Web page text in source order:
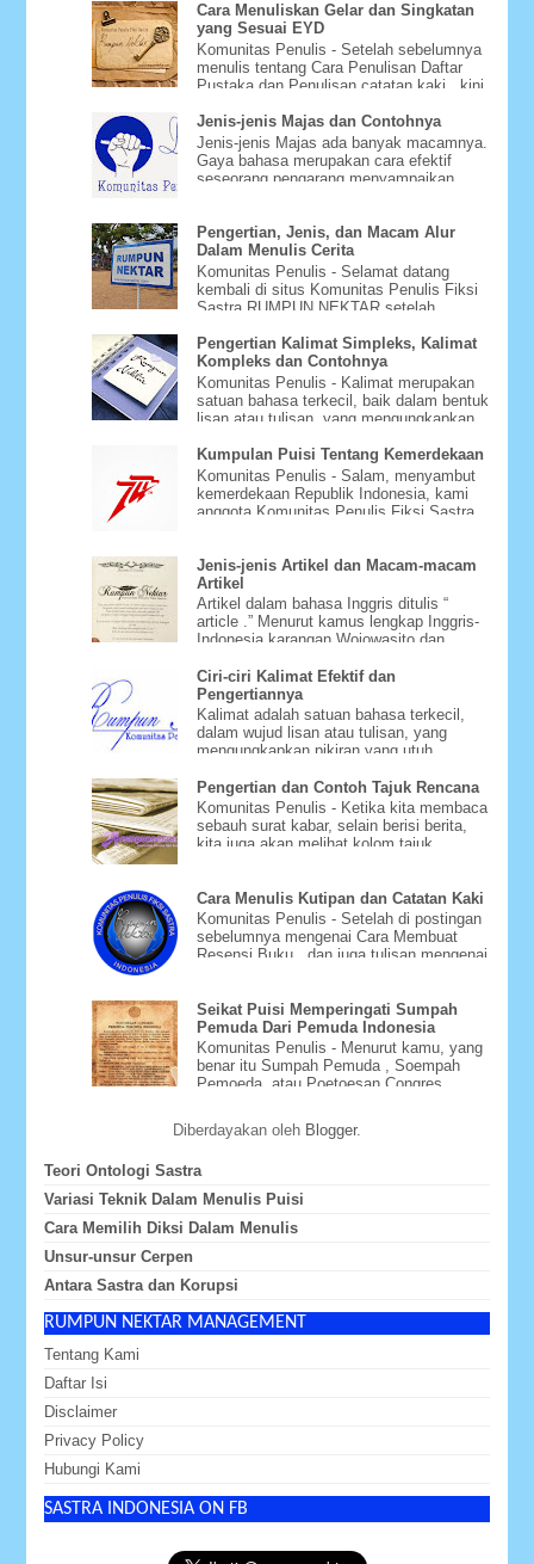
Cara Menuliskan Gelar dan Singkatan
yang Sesuai EYD
Komunitas Penulis - Setelah sebelumnya
menulis tentang Cara Penulisan Daftar
Pustaka dan Penulisan catatan kaki , kini
Jenis-jenis Majas dan Contohnya
Jenis-jenis Majas ada banyak macamnya.
Gaya bahasa merupakan cara efektif
seseorang pengarang menyampaikan
Pengertian, Jenis, dan Macam Alur
Dalam Menulis Cerita
Komunitas Penulis - Selamat datang
kembali di situs Komunitas Penulis Fiksi
Sastra RUMPUN NEKTAR setelah
Pengertian Kalimat Simpleks, Kalimat
Kompleks dan Contohnya
Komunitas Penulis - Kalimat merupakan
satuan bahasa terkecil, baik dalam bentuk
lisan atau tulisan, yang mengungkapkan
Kumpulan Puisi Tentang Kemerdekaan
Komunitas Penulis - Salam, menyambut
kemerdekaan Republik Indonesia, kami
anggota Komunitas Penulis Fiksi Sastra
Jenis-jenis Artikel dan Macam-macam
Artikel
Artikel dalam bahasa Inggris ditulis “
article .” Menurut kamus lengkap Inggris-
Indonesia karangan Wojowasito dan
Ciri-ciri Kalimat Efektif dan
Pengertiannya
Kalimat adalah satuan bahasa terkecil,
dalam wujud lisan atau tulisan, yang
mengungkapkan pikiran yang utuh.
Pengertian dan Contoh Tajuk Rencana
Komunitas Penulis - Ketika kita membaca
sebauh surat kabar, selain berisi berita,
kita juga akan melihat kolom tajuk
Cara Menulis Kutipan dan Catatan Kaki
Komunitas Penulis - Setelah di postingan
sebelumnya mengenai Cara Membuat
Resensi Buku , dan juga tulisan mengenai
Seikat Puisi Memperingati Sumpah
Pemuda Dari Pemuda Indonesia
Komunitas Penulis - Menurut kamu, yang
benar itu Sumpah Pemuda , Soempah
Pemoeda, atau Poetoesan Congres
Diberdayakan oleh Blogger.
Teori Ontologi Sastra
Variasi Teknik Dalam Menulis Puisi
Cara Memilih Diksi Dalam Menulis
Unsur-unsur Cerpen
Antara Sastra dan Korupsi
RUMPUN NEKTAR MANAGEMENT
Tentang Kami
Daftar Isi
Disclaimer
Privacy Policy
Hubungi Kami
SASTRA INDONESIA ON FB